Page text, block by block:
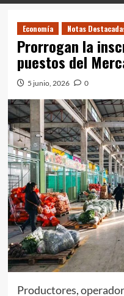
Economía Notas
Prorrogan la
puestos del
5 junio, 2026 0
Productores,